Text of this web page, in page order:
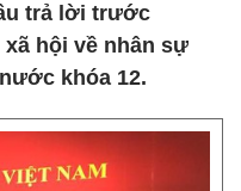
trả lời trước
hội về nhân sự
khóa 12.